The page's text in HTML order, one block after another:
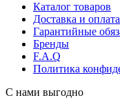
Каталог товаров
Доставка и оплата
Гарантийные
Бренды
F.A.Q
Политика
С нами выгодно